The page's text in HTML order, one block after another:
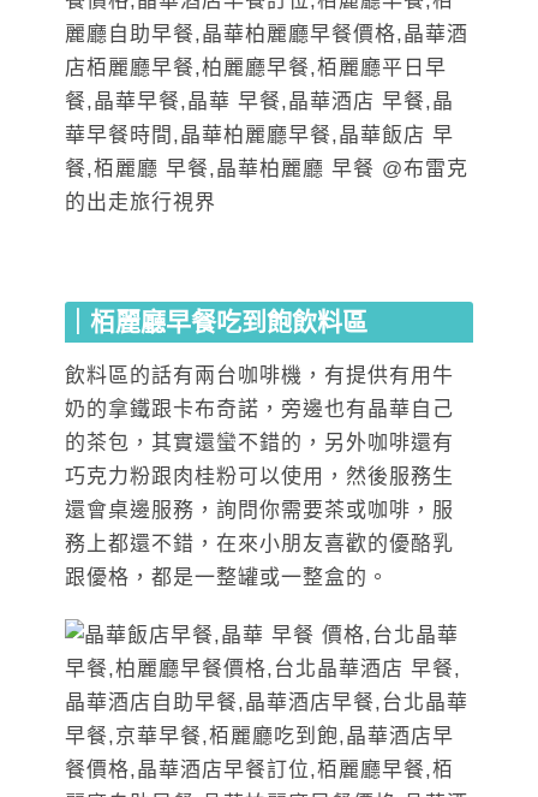
｜栢麗廳早餐吃到飽飲料區
飲料區的話有兩台咖啡機，有提供有用牛
奶的拿鐵跟卡布奇諾，旁邊也有晶華自己
的茶包，其實還蠻不錯的，另外咖啡還有
巧克力粉跟肉桂粉可以使用，然後服務生
還會桌邊服務，詢問你需要茶或咖啡，服
務上都還不錯，在來小朋友喜歡的優酪乳
跟優格，都是一整罐或一整盒的。